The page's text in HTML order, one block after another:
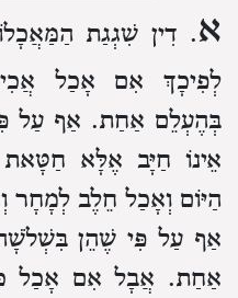
א. דִין שִׁגְגַת
לְפִיכָךְ אִם אָכַל
בְּהֶעְלֵם אַחַת. אַף עַל
אֵינוֹ חַיָּב אֶלָּא
הַיּוֹם וְאָכַל חֵלֶב
אַף עַל פִּי שֶׁהֵן בִּשְׁלֹשָׁה
אַחַת. אֲבָל אִם אָכַל